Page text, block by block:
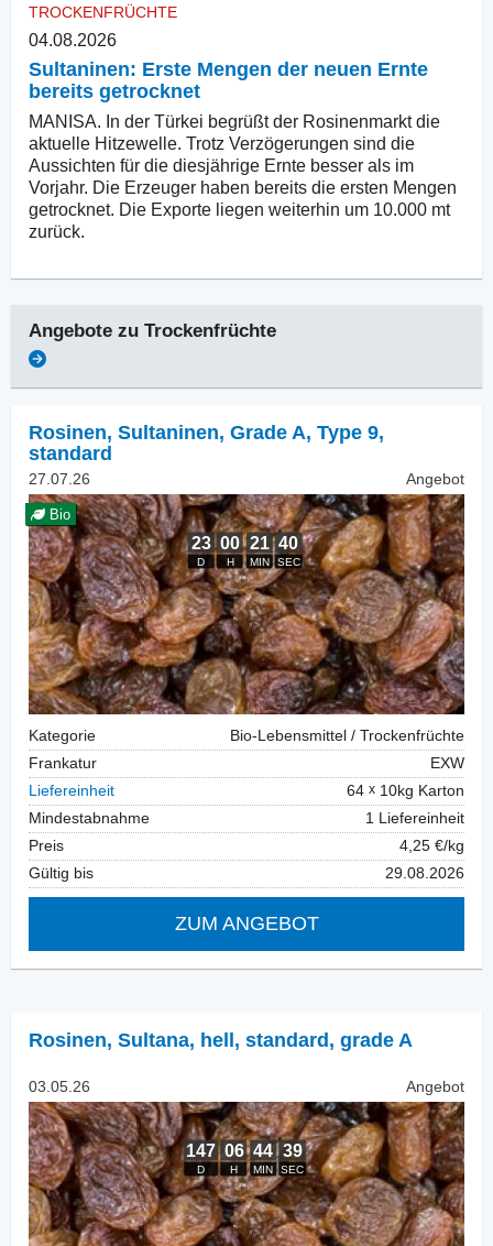
TROCKENFRÜCHTE
04.08.2026
Sultaninen: Erste Mengen der neuen Ernte
bereits getrocknet
MANISA. In der Türkei begrüßt der Rosinenmarkt die
aktuelle Hitzewelle. Trotz Verzögerungen sind die
Aussichten für die diesjährige Ernte besser als im
Vorjahr. Die Erzeuger haben bereits die ersten Mengen
getrocknet. Die Exporte liegen weiterhin um 10.000 mt
zurück.
Angebote zu Trockenfrüchte
Rosinen, Sultaninen, Grade A, Type 9,
standard
27.07.26 Angebot
Bio
Kategorie
Bio-Lebensmittel / Trockenfrüchte
Frankatur
EXW
Liefereinheit
64
10kg Karton
Mindestabnahme
1 Liefereinheit
Preis
4,25 €/kg
Gültig bis
29.08.2026
ZUM ANGEBOT
Rosinen, Sultana, hell, standard, grade A
03.05.26 Angebot